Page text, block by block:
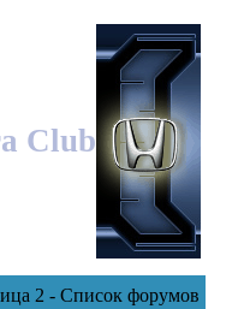
Club
2 - Список форумов